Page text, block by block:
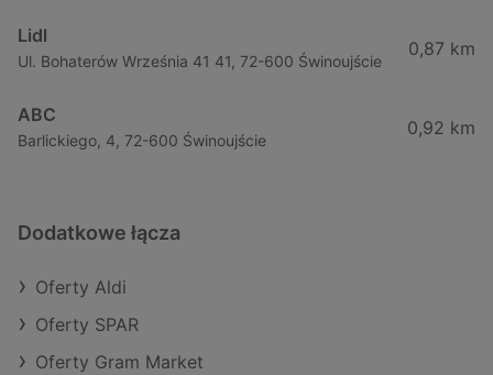
Lidl
Ul. Bohaterów Września 41 41, 72-600 Świnoujście
0,87 km
ABC
Barlickiego, 4, 72-600 Świnoujście
0,92 km
Dodatkowe łącza
Oferty Aldi
Oferty SPAR
Oferty Gram Market